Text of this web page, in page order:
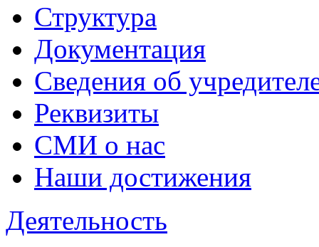
Структура
Документация
Сведения об
Реквизиты
СМИ о нас
Наши достижения
Деятельность